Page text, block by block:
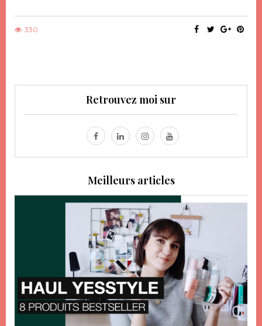
330
Retrouvez moi sur
Meilleurs articles